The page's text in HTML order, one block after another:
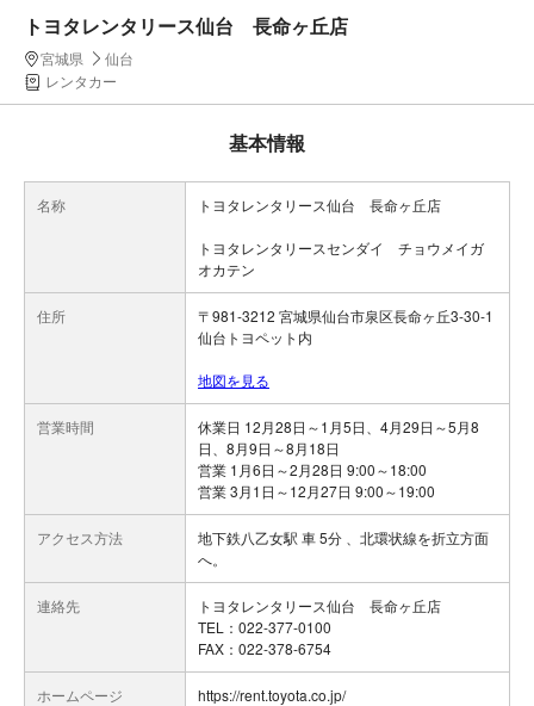
トヨタレンタリース仙台 長命ヶ丘店
宮城県
仙台
レンタカー
基本情報
名称 トヨタレンタリース仙台 長命ヶ丘店
トヨタレンタリースセンダイ チョウメイガ
オカテン
住所
〒981-3212 宮城県仙台市泉区長命ヶ丘3-30-1
仙台トヨペット内
地図を見る
営業時間
休業日 12月28日～1月5日、4月29日～5月8
日、8月9日～8月18日
営業 1月6日～2月28日 9:00～18:00
営業 3月1日～12月27日 9:00～19:00
アクセス方法
地下鉄八乙女駅 車 5分 、北環状線を折立方面
へ。
連絡先
トヨタレンタリース仙台 長命ヶ丘店
TEL：022-377-0100
FAX：022-378-6754
ホームページ https://rent.toyota.co.jp/